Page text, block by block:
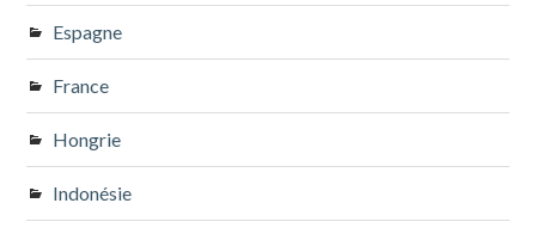
Espagne
France
Hongrie
Indonésie